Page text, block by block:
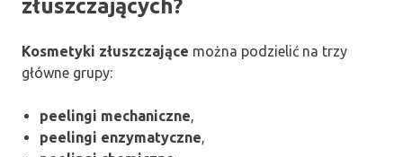
złuszczających?
Kosmetyki złuszczające można podzielić na trzy
główne grupy:
peelingi mechaniczne,
peelingi enzymatyczne,